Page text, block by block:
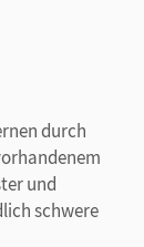
durch
und
schwere